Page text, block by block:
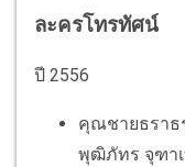
ละครโทรทัศน์
ปี 2556
คุณชายธราธ
พุฒิภัทร จุฑา